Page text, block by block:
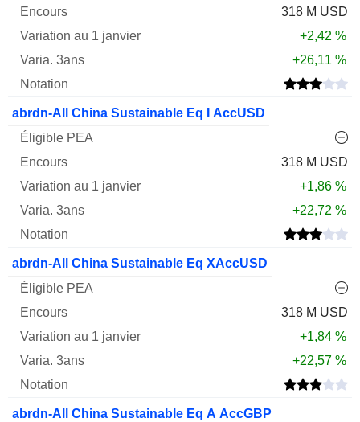
318 M USD
+2,42 %
+26,11 %
abrdn-All China Sustainable Eq I AccUSD
318 M USD
+1,86 %
+22,72 %
abrdn-All China Sustainable Eq XAccUSD
318 M USD
+1,84 %
+22,57 %
abrdn-All China Sustainable Eq A AccGBP